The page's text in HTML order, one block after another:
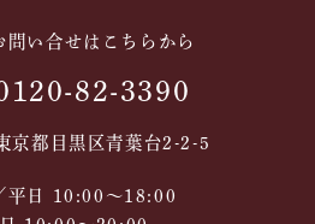
問い合せはこちらから
82-3390
京都目黒区青葉台2-2-5
平日 10:00～18:00